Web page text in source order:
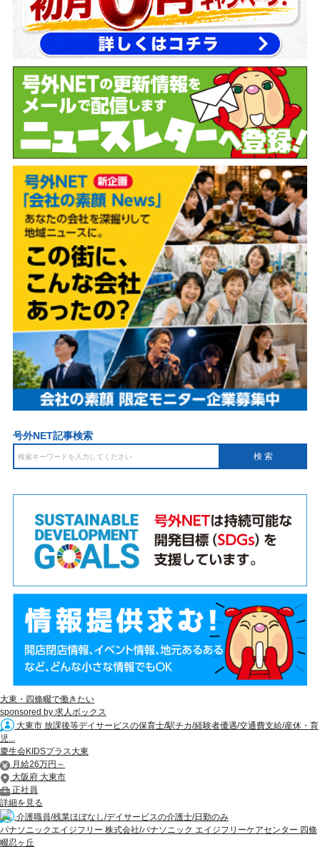
号外NET記事検索
大東・四條畷で働きたい
sponsored by 求人ボックス
大東市 放課後等デイサービスの保育士/駅チカ/経験者優遇/交通費支給/産休・育
児...
慶生会KIDSプラス大東
月給26万円～
大阪府 大東市
正社員
詳細を見る
介護職員/残業ほぼなし/デイサービスの介護士/日勤のみ
パナソニックエイジフリー 株式会社/パナソニック エイジフリーケアセンター 四條
畷忍ヶ丘